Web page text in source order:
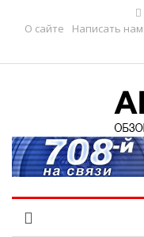
О сайте
Написать нам